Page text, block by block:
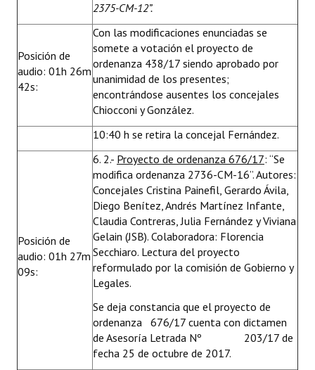
2375-CM-12”.
Posición de
audio: 01h 26m
42s:
Con las modificaciones enunciadas se
somete a votación el proyecto de
ordenanza 438/17 siendo aprobado por
unanimidad de los presentes;
encontrándose ausentes los concejales
Chiocconi y González.
10:40 h se retira la concejal Fernández.
Posición de
audio: 01h 27m
09s:
6. 2.- Proyecto de ordenanza 676/17: “Se
modifica ordenanza 2736-CM-16”. Autores:
Concejales Cristina Painefil, Gerardo Ávila,
Diego Benítez, Andrés Martínez Infante,
Claudia Contreras, Julia Fernández y Viviana
Gelain (JSB). Colaboradora: Florencia
Secchiaro. Lectura del proyecto
reformulado por la comisión de Gobierno y
Legales.
Se deja constancia que el proyecto de
ordenanza 676/17 cuenta con dictamen
de Asesoría Letrada Nº 203/17 de
fecha 25 de octubre de 2017.